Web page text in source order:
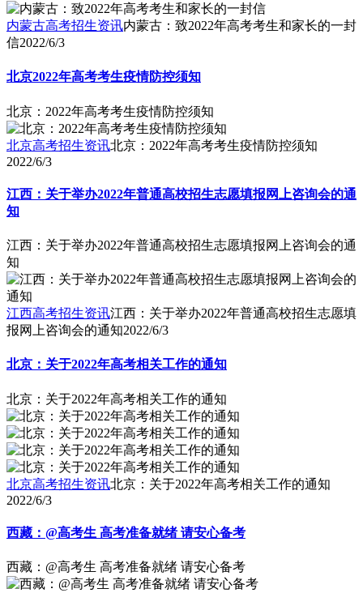
内蒙古高考招生资讯内蒙古：致2022年高考考生和家长的一封
信2022/6/3
北京2022年高考考生疫情防控须知
北京：2022年高考考生疫情防控须知
北京高考招生资讯北京：2022年高考考生疫情防控须知
2022/6/3
江西：关于举办2022年普通高校招生志愿填报网上咨询会的通
知
江西：关于举办2022年普通高校招生志愿填报网上咨询会的通
知
江西高考招生资讯江西：关于举办2022年普通高校招生志愿填
报网上咨询会的通知2022/6/3
北京：关于2022年高考相关工作的通知
北京：关于2022年高考相关工作的通知
北京高考招生资讯北京：关于2022年高考相关工作的通知
2022/6/3
西藏：@高考生 高考准备就绪 请安心备考
西藏：@高考生 高考准备就绪 请安心备考